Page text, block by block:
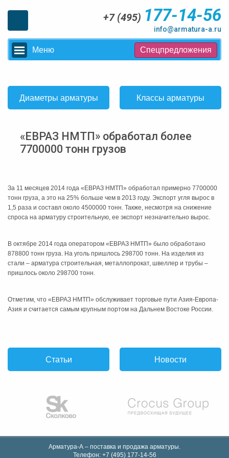
+7 (495) 177-14-56
info@armatura-a.ru
Меню Спецпредложения
Диаметры арматуры Классы арматуры
«ЕВРАЗ НМТП» обработал более
7700000 тонн грузов
За 11 месяцев 2014 года «ЕВРАЗ НМТП» обработал примерно 7700000
тонн груза, а это на 25% больше чем в 2013 году. Экспорт угля вырос в
1,5 раза и составл около 4500000 тонн. Также, несмотря на снижение
спроса на арматуру строительную, ее экспорт незначительно вырос.
В октябре 2014 года оператором «ЕВРАЗ НМТП» было обработано
878800 тонн груза. На уголь пришлось 298700 тонн. На изделия из
стали – арматура строительная, металлопрокат, швеллер и трубы –
пришлось около 298700 тонн.
Отметим, что «ЕВРАЗ НМТП» обслуживает торговые пути Азия-Европа-
Азия и считается самым крупным портом на Дальнем Востоке России.
Статьи Новости
Арматура-А – поставка и продажа арматуры.
Телефон: +7 (495) 177-14-56